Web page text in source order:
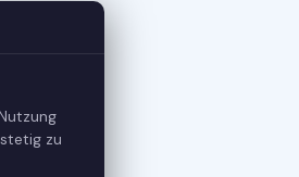
zu